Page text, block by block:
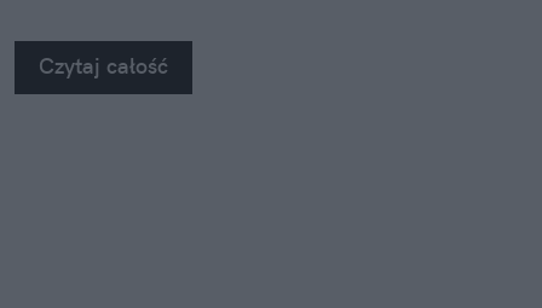
na własne oczy zobaczyć, jak profesjonaliści radzą
sobie z takimi uszkodzeniami.
Czytaj całość